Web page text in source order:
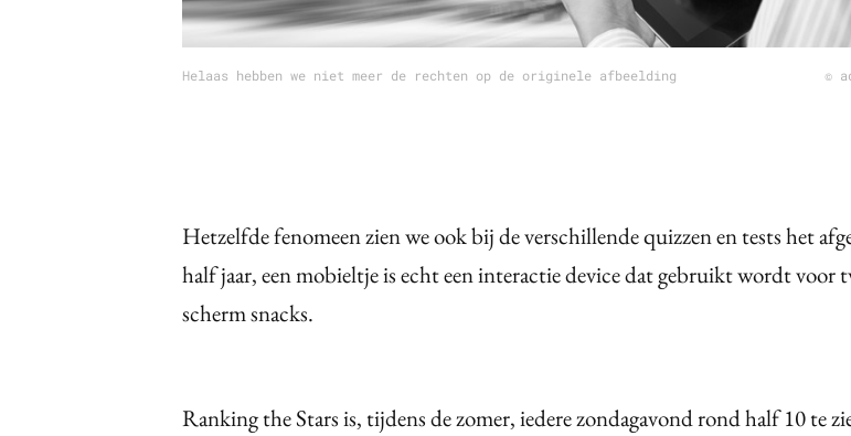
Helaas hebben we niet meer de rechten op de originele afbeelding ©
Hetzelfde fenomeen zien we ook bij de verschillende quizzen en tests het
half jaar, een mobieltje is echt een interactie device dat gebruikt wordt voor
scherm snacks.
Ranking the Stars is, tijdens de zomer, iedere zondagavond rond half 10 te